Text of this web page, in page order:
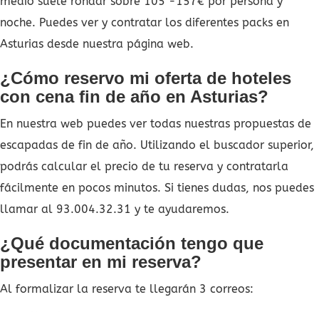
noche. Puedes ver y contratar los diferentes packs en
Asturias desde nuestra página web.
¿Cómo reservo mi oferta de hoteles
con cena fin de año en Asturias?
En nuestra web puedes ver todas nuestras propuestas de
escapadas de fin de año. Utilizando el buscador superior,
podrás calcular el precio de tu reserva y contratarla
fácilmente en pocos minutos. Si tienes dudas, nos puedes
llamar al 93.004.32.31 y te ayudaremos.
¿Qué documentación tengo que
presentar en mi reserva?
Al formalizar la reserva te llegarán 3 correos: